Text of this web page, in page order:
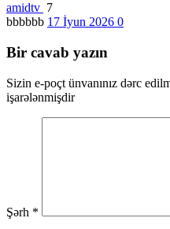
amidtv 7
bbbbbb 17 İyun 2026 0
Bir cavab yazın
Sizin e-poçt ünvanınız dərc
işarələnmişdir
Şərh *